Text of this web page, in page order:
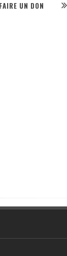
FAIRE UN DON